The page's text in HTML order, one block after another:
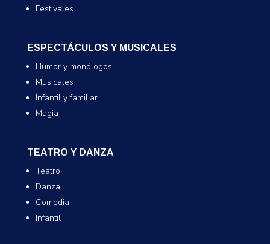
Festivales
ESPECTÁCULOS Y MUSICALES
Humor y monólogos
Musicales
Infantil y familiar
Magia
TEATRO Y DANZA
Teatro
Danza
Comedia
Infantil